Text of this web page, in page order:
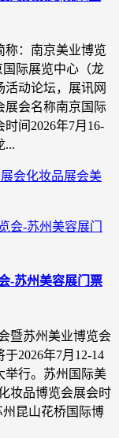
称：南京美业博览
国际展览中心（龙
活动论坛，展讯网
展会名称南京国际
间2026年7月16-
...
会化妆品展会美
-苏州美容展门票
暨苏州美业博览会
2026年7月12-14
举行。苏州国际美
妆品博览会展会时
州昆山花桥国际博